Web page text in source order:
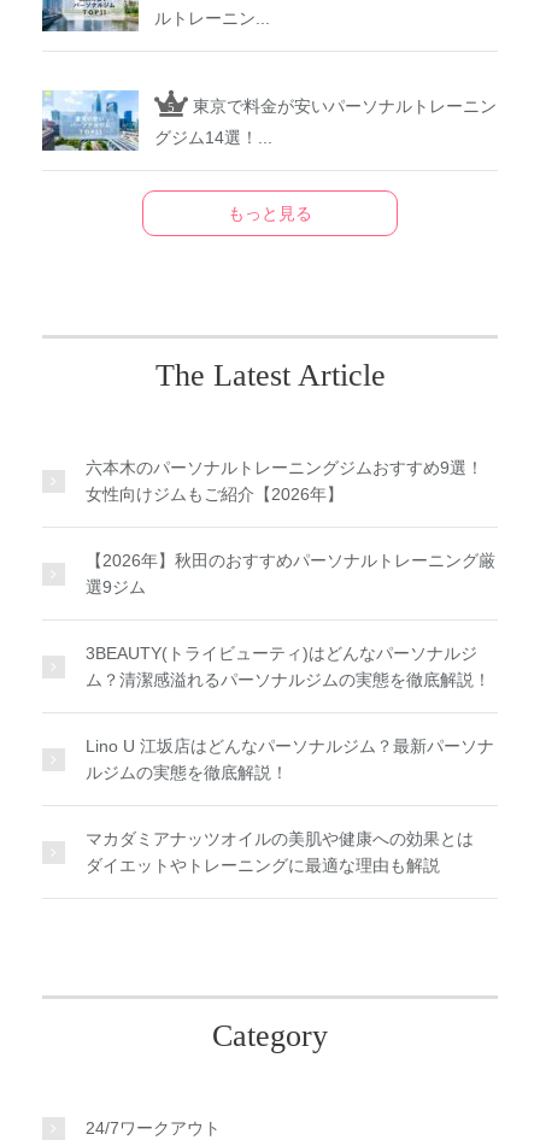
ルトレーニン...
東京で料金が安いパーソナルトレーニン
グジム14選！...
もっと見る
The Latest Article
六本木のパーソナルトレーニングジムおすすめ9選！
女性向けジムもご紹介【2026年】
【2026年】秋田のおすすめパーソナルトレーニング厳
選9ジム
3BEAUTY(トライビューティ)はどんなパーソナルジ
ム？清潔感溢れるパーソナルジムの実態を徹底解説！
Lino U 江坂店はどんなパーソナルジム？最新パーソナ
ルジムの実態を徹底解説！
マカダミアナッツオイルの美肌や健康への効果とは
ダイエットやトレーニングに最適な理由も解説
Category
24/7ワークアウト